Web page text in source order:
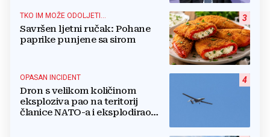
boriti...
3
TKO IM MOŽE ODOLJETI...
Savršen ljetni ručak: Pohane
paprike punjene sa sirom
4
OPASAN INCIDENT
Dron s velikom količinom
eksploziva pao na teritorij
članice NATO-a i eksplodirao